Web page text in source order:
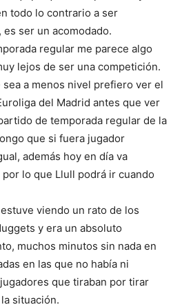
todo lo contrario a ser
es ser un acomodado.
regular me parece algo
lejos de ser una competición.
sea a menos nivel prefiero ver el
del Madrid antes que ver
de temporada regular de la
que si fuera jugador
además hoy en día va
lo que Llull podrá ir cuando
viendo un rato de los
y era un absoluto
muchos minutos sin nada en
en las que no había ni
que tiraban por tirar
situación.